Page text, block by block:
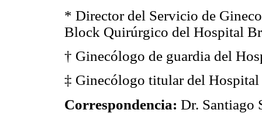
* Director del Servicio de
Block Quirúrgico del Hospital
† Ginecólogo de guardia del
‡ Ginecólogo titular del
Correspondencia: Dr. Santiago